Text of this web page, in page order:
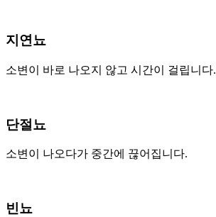
지연뇨
소변이 바로 나오지 않고 시간이 걸립니다.
단절뇨
소변이 나오다가 중간에 끊어집니다.
빈뇨